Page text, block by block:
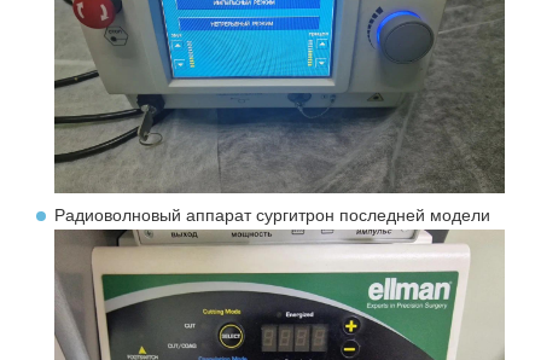
Радиоволновый аппарат сургитрон последней модели